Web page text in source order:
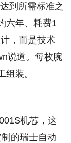
到所需标准之
六年、耗费1
，而是技术
说道。每枚腕
装。
机芯，这
的瑞士自动